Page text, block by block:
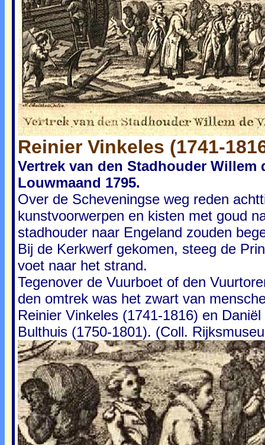
Reinier Vinkeles (1741-
Vertrek van den Stadhouder Willem
Louwmaand 1795.
Over de Scheveningse weg reden
kunstvoorwerpen en kisten met goud
stadhouder naar Engeland zouden
Bij de Kerkwerf gekomen, steeg de
voet naar het strand.
Tegenover de Vuurboet of den
den omtrek was het zwart van
Reinier Vinkeles (1741-1816) en
Bulthuis (1750-1801). (Coll.